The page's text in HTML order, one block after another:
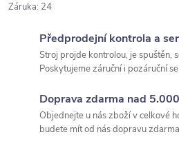
Záruka: 24
Předprodejní kontrola a
Stroj projde kontrolou, je spuštěn,
Poskytujeme záruční i pozáruční
Doprava zdarma nad
Objednejte u nás zboží v celkové
budete mít od nás dopravu